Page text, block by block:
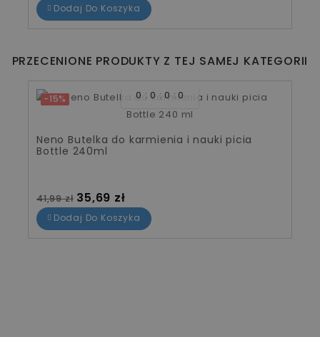
Dodaj Do Koszyka
PRZECENIONE PRODUKTY Z TEJ SAMEJ KATEGORII
-15% 0 0 0 0
Neno Butelka do karmienia i nauki picia
Bottle 240ml
Cena standardowa
41,99 zł Cena
35,69 zł
Dodaj Do Koszyka